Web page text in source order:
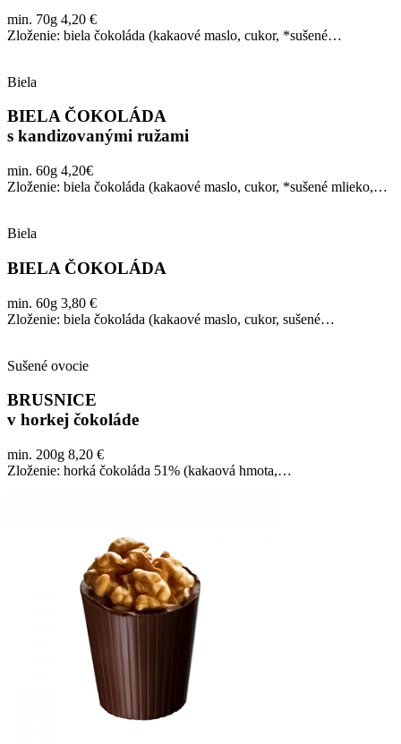
min. 70g 4,20 €
Zloženie: biela čokoláda (kakaové maslo, cukor, *sušené…
Biela
BIELA ČOKOLÁDA
s kandizovanými ružami
min. 60g 4,20€
Zloženie: biela čokoláda (kakaové maslo, cukor, *sušené mlieko,…
Biela
BIELA ČOKOLÁDA
min. 60g 3,80 €
Zloženie: biela čokoláda (kakaové maslo, cukor, sušené…
Sušené ovocie
BRUSNICE
v horkej čokoláde
min. 200g 8,20 €
Zloženie: horká čokoláda 51% (kakaová hmota,…